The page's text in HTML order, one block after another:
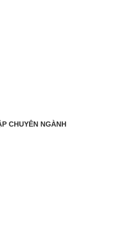
CHUYÊN NGÀNH